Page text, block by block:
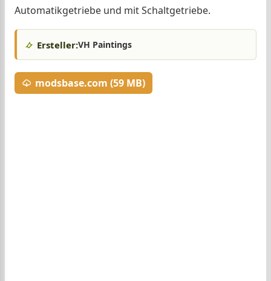
Automatikgetriebe und mit Schaltgetriebe.
Ersteller:VH Paintings
modsbase.com (59 MB)